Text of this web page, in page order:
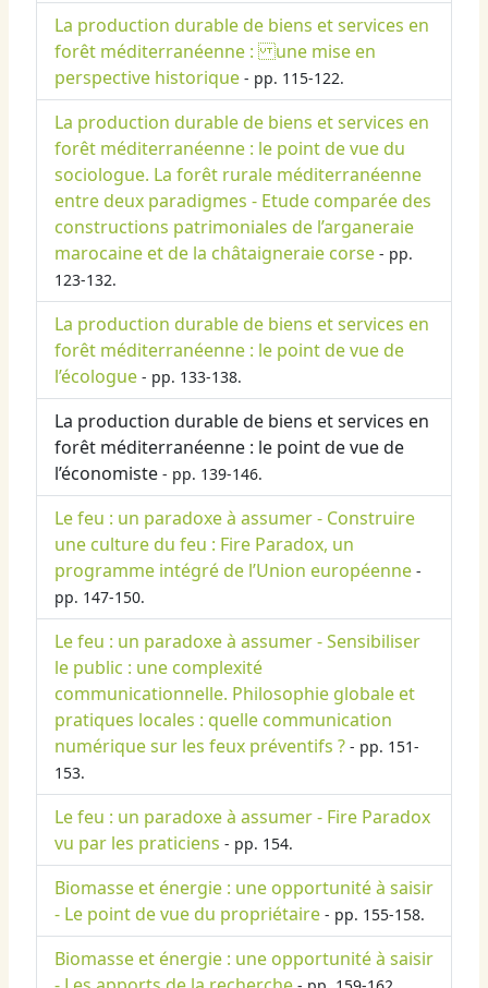
La production durable de biens et services en
forêt méditerranéenne : une mise en
perspective historique - pp. 115-122.
La production durable de biens et services en
forêt méditerranéenne : le point de vue du
sociologue. La forêt rurale méditerranéenne
entre deux paradigmes - Etude comparée des
constructions patrimoniales de l’arganeraie
marocaine et de la châtaigneraie corse - pp.
123-132.
La production durable de biens et services en
forêt méditerranéenne : le point de vue de
l’écologue - pp. 133-138.
La production durable de biens et services en
forêt méditerranéenne : le point de vue de
l’économiste - pp. 139-146.
Le feu : un paradoxe à assumer - Construire
une culture du feu : Fire Paradox, un
programme intégré de l’Union européenne -
pp. 147-150.
Le feu : un paradoxe à assumer - Sensibiliser
le public : une complexité
communicationnelle. Philosophie globale et
pratiques locales : quelle communication
numérique sur les feux préventifs ? - pp. 151-
153.
Le feu : un paradoxe à assumer - Fire Paradox
vu par les praticiens - pp. 154.
Biomasse et énergie : une opportunité à saisir
- Le point de vue du propriétaire - pp. 155-158.
Biomasse et énergie : une opportunité à saisir